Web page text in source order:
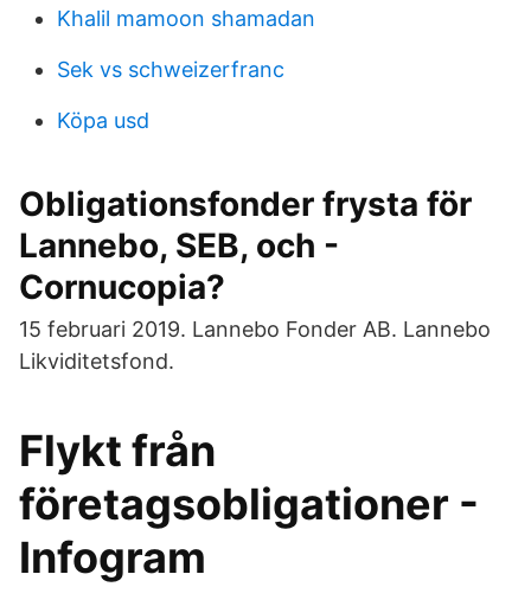
Khalil mamoon shamadan
Sek vs schweizerfranc
Köpa usd
Obligationsfonder frysta för
Lannebo, SEB, och -
Cornucopia?
15 februari 2019. Lannebo Fonder AB. Lannebo
Likviditetsfond.
Flykt från
företagsobligationer -
Infogram